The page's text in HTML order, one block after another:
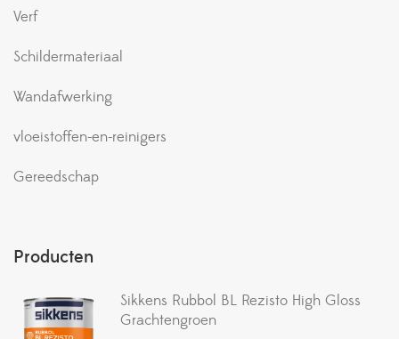
Verf
Schildermateriaal
Wandafwerking
vloeistoffen-en-reinigers
Gereedschap
Producten
Sikkens Rubbol BL Rezisto High Gloss
Grachtengroen